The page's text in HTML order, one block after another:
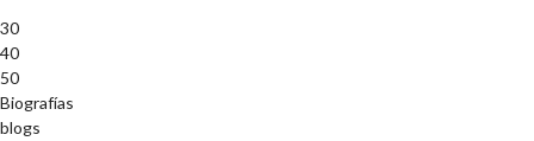
30
40
50
Biografías
blogs